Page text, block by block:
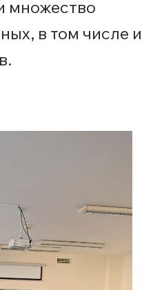
множество
в том числе и